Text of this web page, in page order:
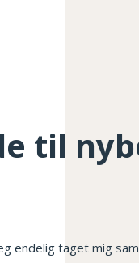
til
endelig taget mig